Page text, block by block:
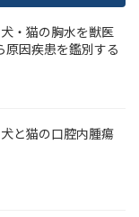
・猫の胸水を獣医
因疾患を鑑別する
と猫の口腔内腫瘍